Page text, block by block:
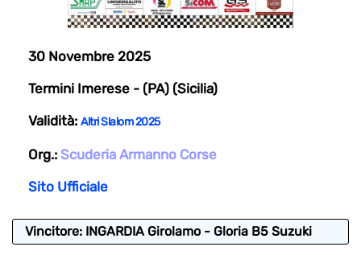
30 Novembre 2025
Termini Imerese - (PA) (Sicilia)
Validità: Altri Slalom 2025
Org.: Scuderia Armanno Corse
Sito Ufficiale
Vincitore: INGARDIA Girolamo - Gloria B5 Suzuki